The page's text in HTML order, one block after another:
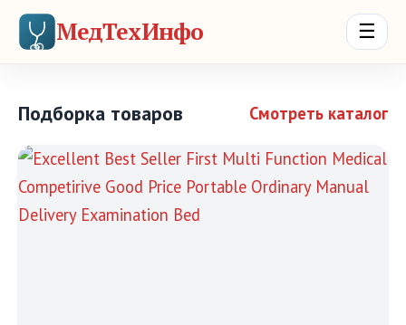
МедТехИнфо ☰
Подборка товаров Смотреть каталог